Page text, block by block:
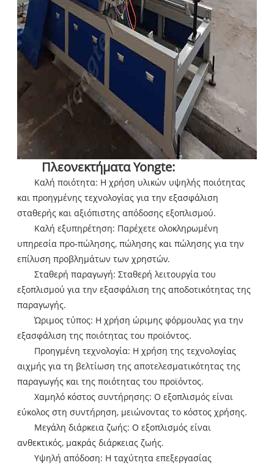
Πλεονεκτήματα Yongte:
Καλή ποιότητα: Η χρήση υλικών υψηλής ποιότητας
και προηγμένης τεχνολογίας για την εξασφάλιση
σταθερής και αξιόπιστης απόδοσης εξοπλισμού.
Καλή εξυπηρέτηση: Παρέχετε ολοκληρωμένη
υπηρεσία προ-πώλησης, πώλησης και πώλησης για την
επίλυση προβλημάτων των χρηστών.
Σταθερή παραγωγή: Σταθερή λειτουργία του
εξοπλισμού για την εξασφάλιση της αποδοτικότητας της
παραγωγής.
Ώριμος τύπος: Η χρήση ώριμης φόρμουλας για την
εξασφάλιση της ποιότητας του προϊόντος.
Προηγμένη τεχνολογία: Η χρήση της τεχνολογίας
αιχμής για τη βελτίωση της αποτελεσματικότητας της
παραγωγής και της ποιότητας του προϊόντος.
Χαμηλό κόστος συντήρησης: Ο εξοπλισμός είναι
εύκολος στη συντήρηση, μειώνοντας το κόστος χρήσης.
Μεγάλη διάρκεια ζωής: Ο εξοπλισμός είναι
ανθεκτικός, μακράς διάρκειας ζωής.
Υψηλή απόδοση: Η ταχύτητα επεξεργασίας